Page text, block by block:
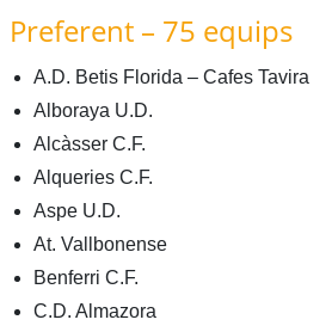
Preferent – 75 equips
A.D. Betis Florida – Cafes Tavira
Alboraya U.D.
Alcàsser C.F.
Alqueries C.F.
Aspe U.D.
At. Vallbonense
Benferri C.F.
C.D. Almazora